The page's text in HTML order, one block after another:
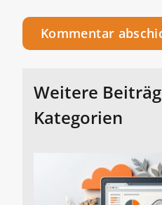
Weitere
Kategorien